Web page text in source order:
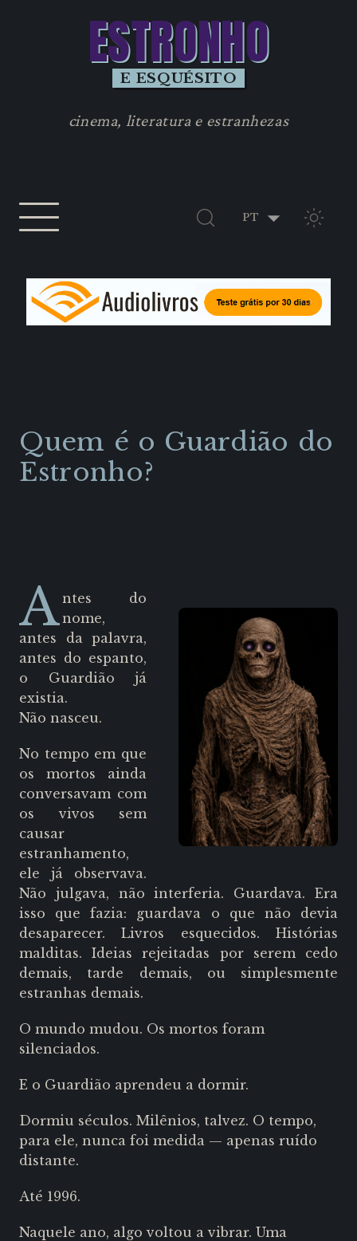
ESTRONHO
E ESQUÉSITO
cinema, literatura e estranhezas
TEMA
Quem é o Guardião do
Estronho?
A ntes do
nome,
antes da palavra,
antes do espanto,
o Guardião já
existia.
Não nasceu.
No tempo em que
os mortos ainda
conversavam com
os vivos sem
causar
estranhamento,
ele já observava.
Não julgava, não interferia. Guardava. Era
isso que fazia: guardava o que não devia
desaparecer. Livros esquecidos. Histórias
malditas. Ideias rejeitadas por serem cedo
demais, tarde demais, ou simplesmente
estranhas demais.
O mundo mudou. Os mortos foram
silenciados.
E o Guardião aprendeu a dormir.
Dormiu séculos. Milênios, talvez. O tempo,
para ele, nunca foi medida — apenas ruído
distante.
Até 1996.
Naquele ano, algo voltou a vibrar. Uma